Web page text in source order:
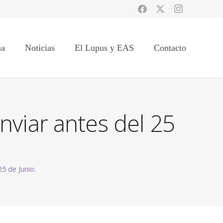
Noticias El Lupus y EAS Contacto
antes del 25
de Junio.